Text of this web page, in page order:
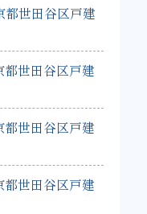
世田谷区戸建
世田谷区戸建
世田谷区戸建
世田谷区戸建